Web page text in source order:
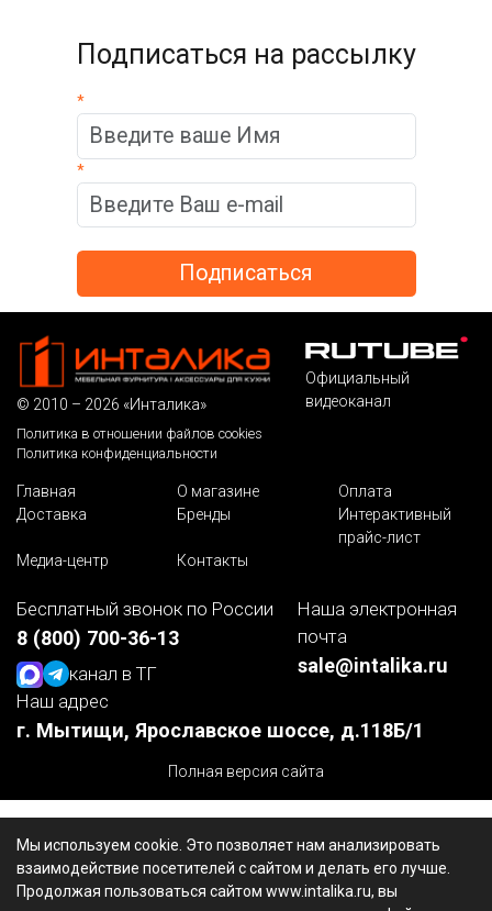
Подписаться на рассылку
*
*
Мы используем cookie. Это позволяет нам анализировать
взаимодействие посетителей с сайтом и делать его лучше.
Продолжая пользоваться сайтом www.intalika.ru, вы
© 2010 – 2026 «Инталика»
Политика в отношении файлов cookies
Политика конфиденциальности
Официальный
видеоканал
Главная О магазине
Оплата
Доставка
Бренды
Интерактивный
прайс-лист
Медиа-центр
Контакты
Бесплатный звонок по России
8 (800) 700-36-13
канал в ТГ
Наша электронная
почта
sale@intalika.ru
Наш адрес
г. Мытищи, Ярославское шоссе, д.118Б/1
Полная версия сайта